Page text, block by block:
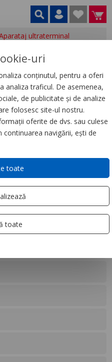
ultraterminal
uri
conținutul, pentru a oferi
analiza traficul. De asemenea,
de publicitate și de analize
folosesc site-ul nostru.
oferite de dvs. sau culese
navigării, ești de
toate
toate